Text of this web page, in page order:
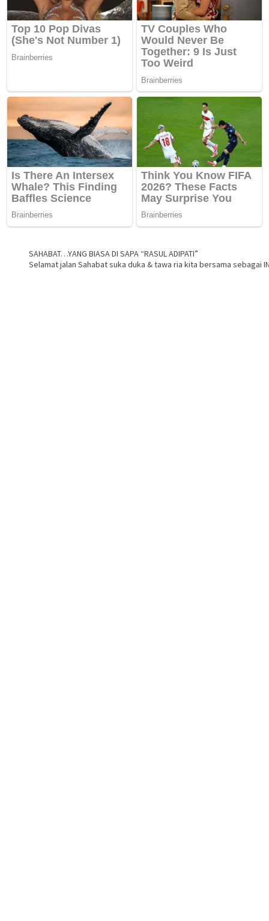
SAHABAT…YANG BIASA DI SAPA “RASUL ADIPATI”
Selamat jalan Sahabat suka duka & tawa ria kita bersama sebagai